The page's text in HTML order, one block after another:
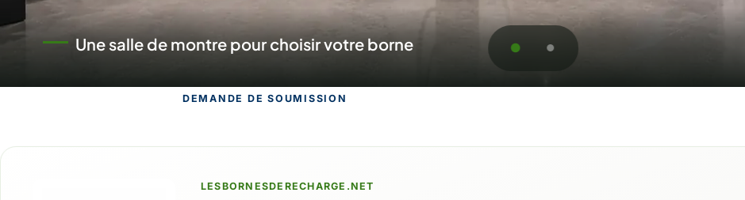
Un commerce au service des projets résidentiels et commerciaux
DEMANDE DE SOUMISSION
LESBORNESDERECHARGE.NET